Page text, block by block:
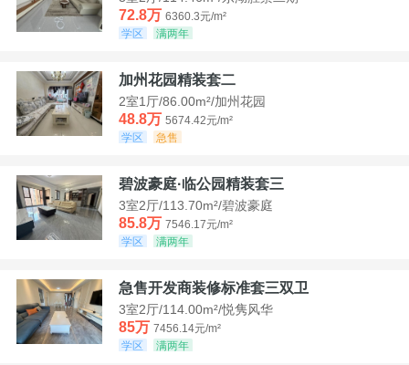
72.8万 6360.3元/m²
学区
满两年
加州花园精装套二
2室1厅/86.00m²/加州花园
48.8万 5674.42元/m²
学区
急售
碧波豪庭·临公园精装套三
3室2厅/113.70m²/碧波豪庭
85.8万 7546.17元/m²
学区
满两年
急售开发商装修标准套三双卫
3室2厅/114.00m²/悦隽风华
85万 7456.14元/m²
学区
满两年